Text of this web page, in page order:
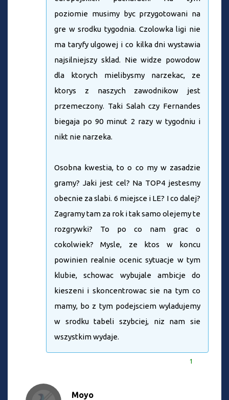
poziomie musimy byc przygotowani na
gre w srodku tygodnia. Czolowka ligi nie
ma taryfy ulgowej i co kilka dni wystawia
najsilniejszy sklad. Nie widze powodow
dla ktorych mielibysmy narzekac, ze
ktorys z naszych zawodnikow jest
przemeczony. Taki Salah czy Fernandes
biegaja po 90 minut 2 razy w tygodniu i
nikt nie narzeka.
Osobna kwestia, to o co my w zasadzie
gramy? Jaki jest cel? Na TOP4 jestesmy
obecnie za slabi. 6 miejsce i LE? I co dalej?
Zagramy tam za rok i tak samo olejemy te
rozgrywki? To po co nam grac o
cokolwiek? Mysle, ze ktos w koncu
powinien realnie ocenic sytuacje w tym
klubie, schowac wybujale ambicje do
kieszeni i skoncentrowac sie na tym co
mamy, bo z tym podejsciem wyladujemy
w srodku tabeli szybciej, niz nam sie
wszystkim wydaje.
1
Moyo